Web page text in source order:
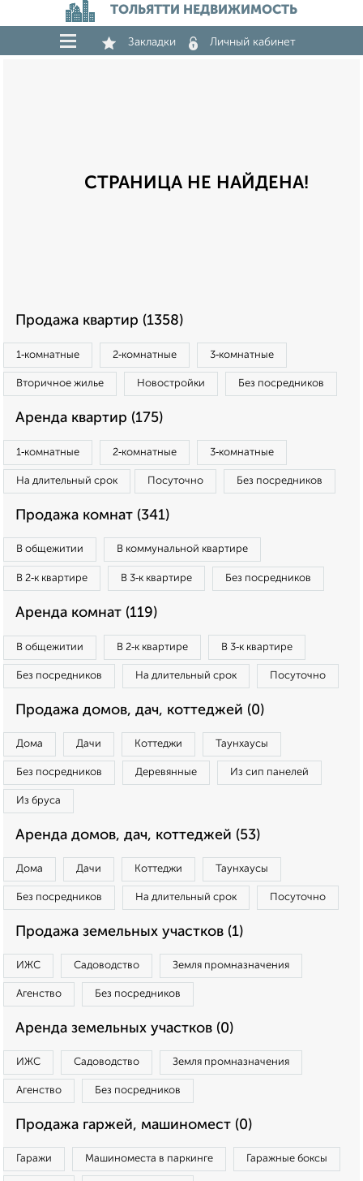
ТОЛЬЯТТИ НЕДВИЖИМОСТЬ
Закладки Личный кабинет
СТРАНИЦА НЕ НАЙДЕНА!
Продажа квартир (1358)
1‑комнатные 2‑комнатные 3‑комнатные
Вторичное жилье Новостройки Без посредников
Аренда квартир (175)
1‑комнатные 2‑комнатные 3‑комнатные
На длительный срок Посуточно Без посредников
Продажа комнат (341)
В общежитии В коммунальной квартире
В 2‑к квартире В 3‑к квартире Без посредников
Аренда комнат (119)
В общежитии В 2‑к квартире В 3‑к квартире
Без посредников На длительный срок Посуточно
Продажа домов, дач, коттеджей (0)
Дома Дачи Коттеджи Таунхаусы
Без посредников Деревянные Из сип панелей
Из бруса
Аренда домов, дач, коттеджей (53)
Дома Дачи Коттеджи Таунхаусы
Без посредников На длительный срок Посуточно
Продажа земельных участков (1)
ИЖС Садоводство Земля промназначения
Агенство Без посредников
Аренда земельных участков (0)
ИЖС Садоводство Земля промназначения
Агенство Без посредников
Продажа гаржей, машиномест (0)
Гаражи Машиноместа в паркинге Гаражные боксы